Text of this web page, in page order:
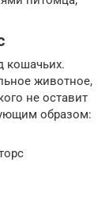
кошачьих.
животное,
не оставит
образом: